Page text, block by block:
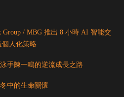
Group / MBG 推出 8 小時 AI 智能交
個人化策略
手陳一鳴的逆流成長之路
中的生命關懷